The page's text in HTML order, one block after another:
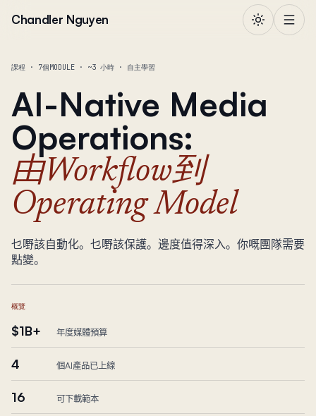
Chandler Nguyen
課程 · 7個MODULE · ~3 小時 · 自主學習
AI-Native Media
Operations:
由Workflow到
Operating Model
乜嘢該自動化。乜嘢該保護。邊度值得深入。你嘅團隊需要
點變。
概覽
$1B+ 年度媒體預算
4 個AI產品已上線
16 可下載範本